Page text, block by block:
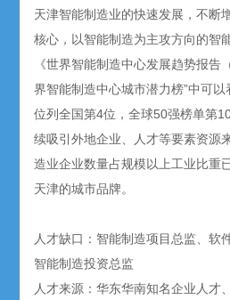
天津智能制造业的快速发展，不断
核心，以智能制造为主攻方向的智
《世界智能制造中心发展趋势报告
界智能制造中心城市潜力榜”中可
位列全国第4位，全球50强榜单第
续吸引外地企业、人才等要素资源
造业企业数量占规模以上工业比重
天津的城市品牌。
人才缺口：智能制造项目总监、软
智能制造投资总监
人才来源：华东华南知名企业人才